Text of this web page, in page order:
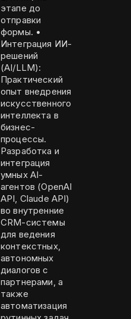
этапе до
отправки
формы. •
Интеграция ИИ-
решений
(AI/LLM):
Практический
опыт внедрения
искусственного
интеллекта в
бизнес-
процессы.
Разработка и
интеграция
умных AI-
агентов (OpenAI
API, Claude API)
во внутренние
CRM-системы
для ведения
контекстных,
автономных
диалогов с
партнерами, а
также
автоматизация